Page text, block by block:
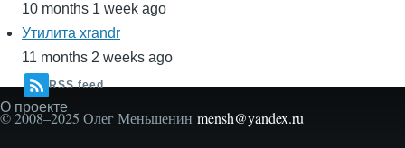
10 months 1 week ago
Утилита xrandr
11 months 2 weeks ago
RSS feed
Secondary
menu
О проекте
© 2008–2025 Олег Меньшенин mensh@yandex.ru